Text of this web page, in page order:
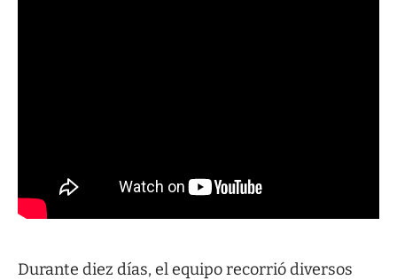
Durante diez días, el equipo recorrió diversos